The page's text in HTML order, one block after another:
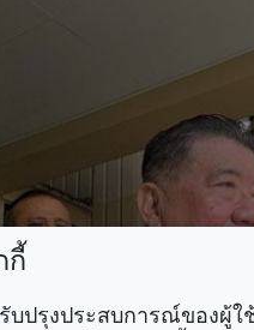
กี้
บปรุงประสบการณ์ของผู้